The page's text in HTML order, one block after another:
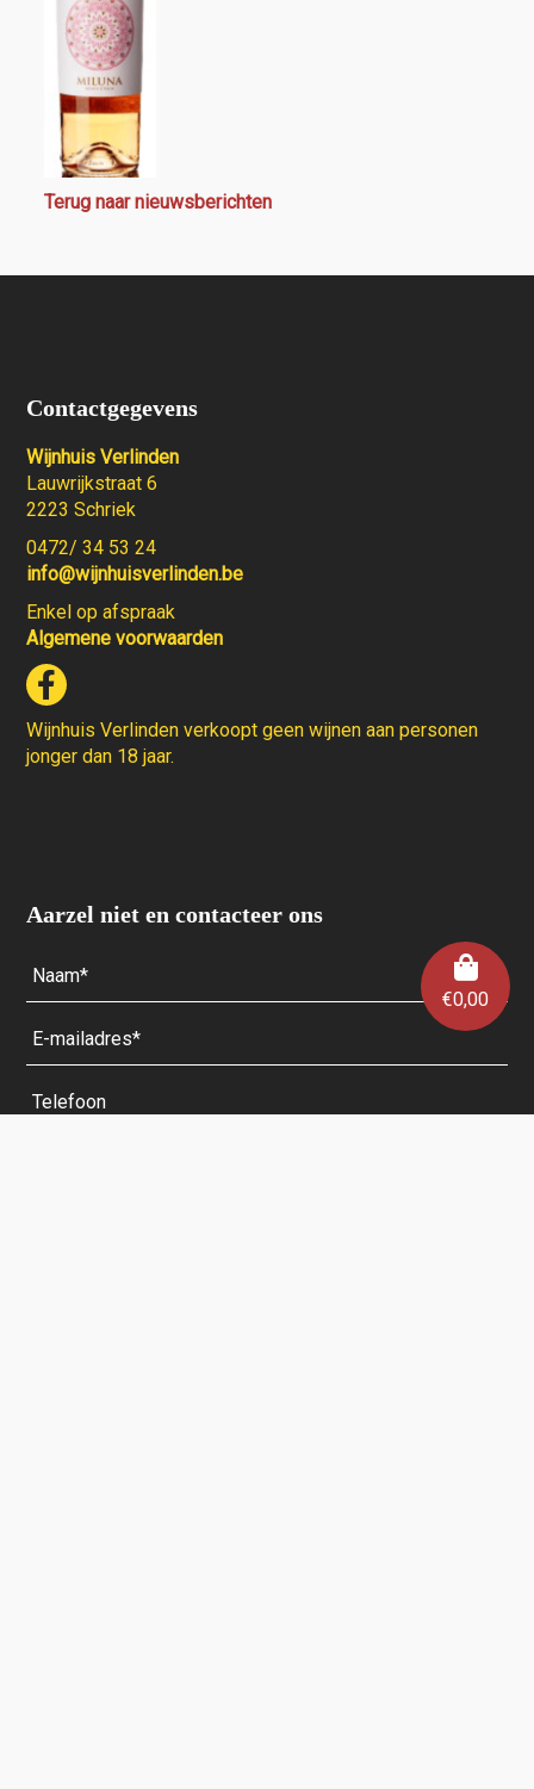
€0,00
Terug naar nieuwsberichten
Contactgegevens
Wijnhuis Verlinden
Lauwrijkstraat 6
2223 Schriek
0472/ 34 53 24
info@wijnhuisverlinden.be
Enkel op afspraak
Algemene voorwaarden
Wijnhuis Verlinden verkoopt geen wijnen aan personen
jonger dan 18 jaar.
Aarzel niet en contacteer ons